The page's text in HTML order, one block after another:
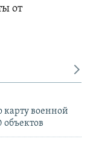
от
карту военной
объектов